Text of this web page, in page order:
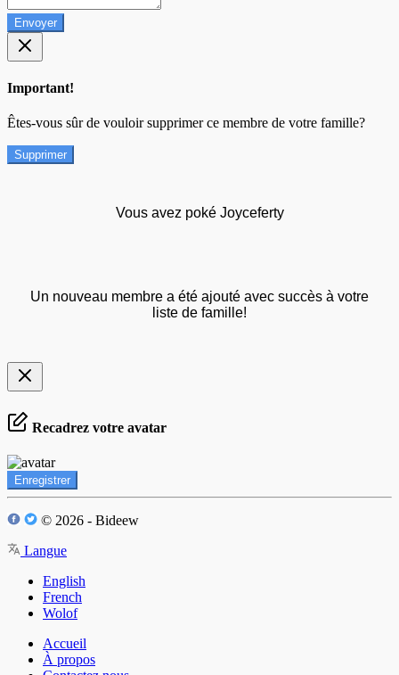
Envoyer
Important!
Êtes-vous sûr de vouloir supprimer ce membre de votre famille?
Supprimer
Vous avez poké Joyceferty
Un nouveau membre a été ajouté avec succès à votre
liste de famille!
Recadrez votre avatar
Enregistrer
© 2026 - Bideew
Langue
English
French
Wolof
Accueil
À propos